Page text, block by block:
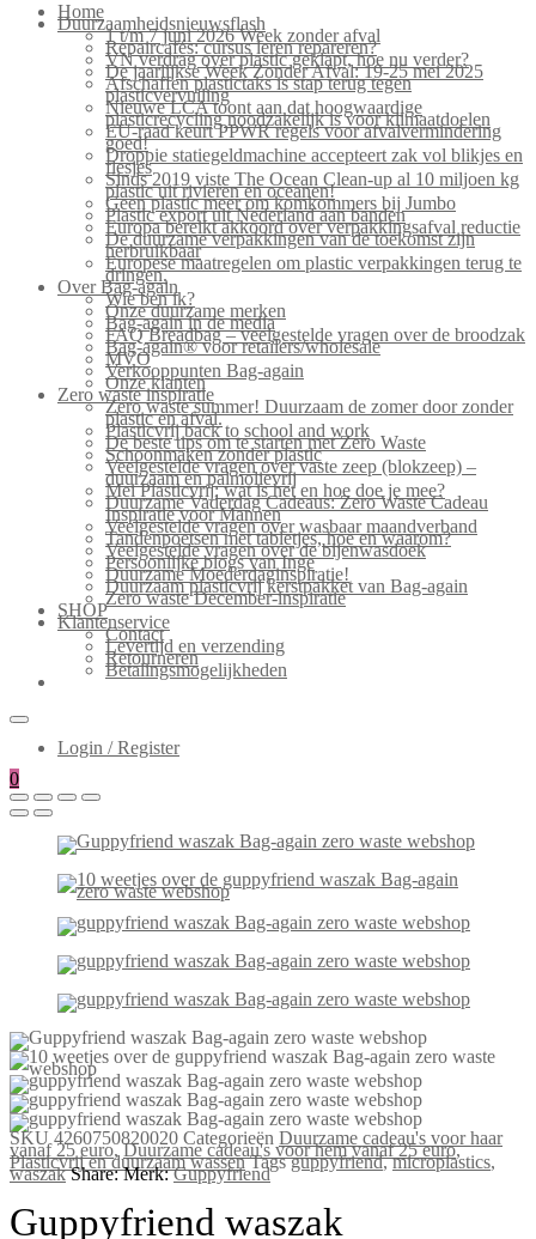
Home
Duurzaamheidsnieuwsflash
1 t/m 7 juni 2026 Week zonder afval
Repaircafés: cursus leren repareren?
VN verdrag over plastic geklapt, hoe nu verder?
De jaarlijkse Week Zonder Afval: 19-25 mei 2025
Afschaffen plastictaks is stap terug tegen
plasticvervuiling
Nieuwe LCA toont aan dat hoogwaardige
plasticrecycling noodzakelijk is voor klimaatdoelen
EU-raad keurt PPWR regels voor afvalvermindering
goed!
Droppie statiegeldmachine accepteert zak vol blikjes en
flesjes
Sinds 2019 viste The Ocean Clean-up al 10 miljoen kg
plastic uit rivieren en oceanen!
Geen plastic meer om komkommers bij Jumbo
Plastic export uit Nederland aan banden
Europa bereikt akkoord over verpakkingsafval reductie
De duurzame verpakkingen van de toekomst zijn
herbruikbaar
Europese maatregelen om plastic verpakkingen terug te
dringen.
Over Bag-again
Wie ben ik?
Onze duurzame merken
Bag-again in de media
FAQ Breadbag – veelgestelde vragen over de broodzak
Bag-again® voor retailers/wholesale
MVO
Verkooppunten Bag-again
Onze klanten
Zero waste inspiratie
Zero waste summer! Duurzaam de zomer door zonder
plastic en afval.
Plasticvrij back to school and work
De beste tips om te starten met Zero Waste
Schoonmaken zonder plastic
Veelgestelde vragen over vaste zeep (blokzeep) –
duurzaam en palmolievrij
Mei Plasticvrij: wat is het en hoe doe je mee?
Duurzame Vaderdag Cadeaus: Zero Waste Cadeau
Inspiratie voor Mannen
Veelgestelde vragen over wasbaar maandverband
Tandenpoetsen met tabletjes, hoe en waarom?
Veelgestelde vragen over de bijenwasdoek
Persoonlijke blogs van Inge
Duurzame Moederdaginspiratie!
Duurzaam plasticvrij kerstpakket van Bag-again
Zero waste December-inspiratie
SHOP
Klantenservice
Contact
Levertijd en verzending
Retourneren
Betalingsmogelijkheden
Login / Register
0
SKU 4260750820020 Categorieën Duurzame cadeau's voor haar
vanaf 25 euro,Duurzame cadeau's voor hem vanaf 25 euro,
Plasticvrij en duurzaam wassen Tags guppyfriend,microplastics,
waszak Share: Merk:Guppyfriend
Guppyfriend waszak